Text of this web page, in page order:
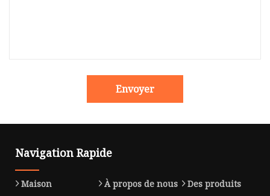
Envoyer
Navigation Rapide
Maison À propos de nous
Des produits